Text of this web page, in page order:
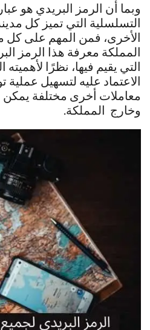
وبما أن الرمز البريدي هو
التسلسلية التي تميز كل
الأخرى، فمن المهم على
المملكة معرفة هذا الرمز
التي يقيم فيها، نظرًا
الاعتماد عليه لتسهيل عملية
معاملات أخرى مختلفة يمكن
وخارج المملكة.